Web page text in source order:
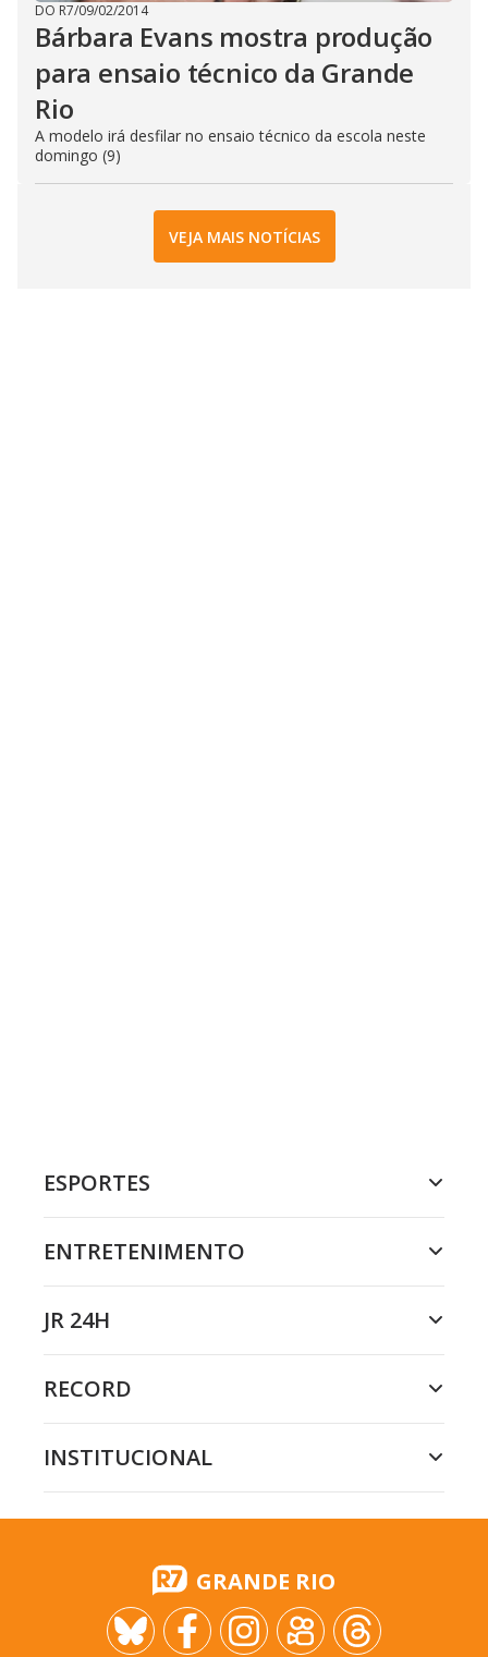
DO R7/09/02/2014
Bárbara Evans mostra produção
para ensaio técnico da Grande
Rio
A modelo irá desfilar no ensaio técnico da escola neste
domingo (9)
VEJA MAIS NOTÍCIAS
ESPORTES
ENTRETENIMENTO
JR 24H
RECORD
INSTITUCIONAL
GRANDE RIO